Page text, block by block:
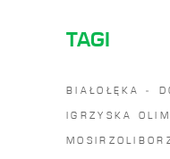
TAGI
BIAŁOŁĘKA
IGRZYSKA